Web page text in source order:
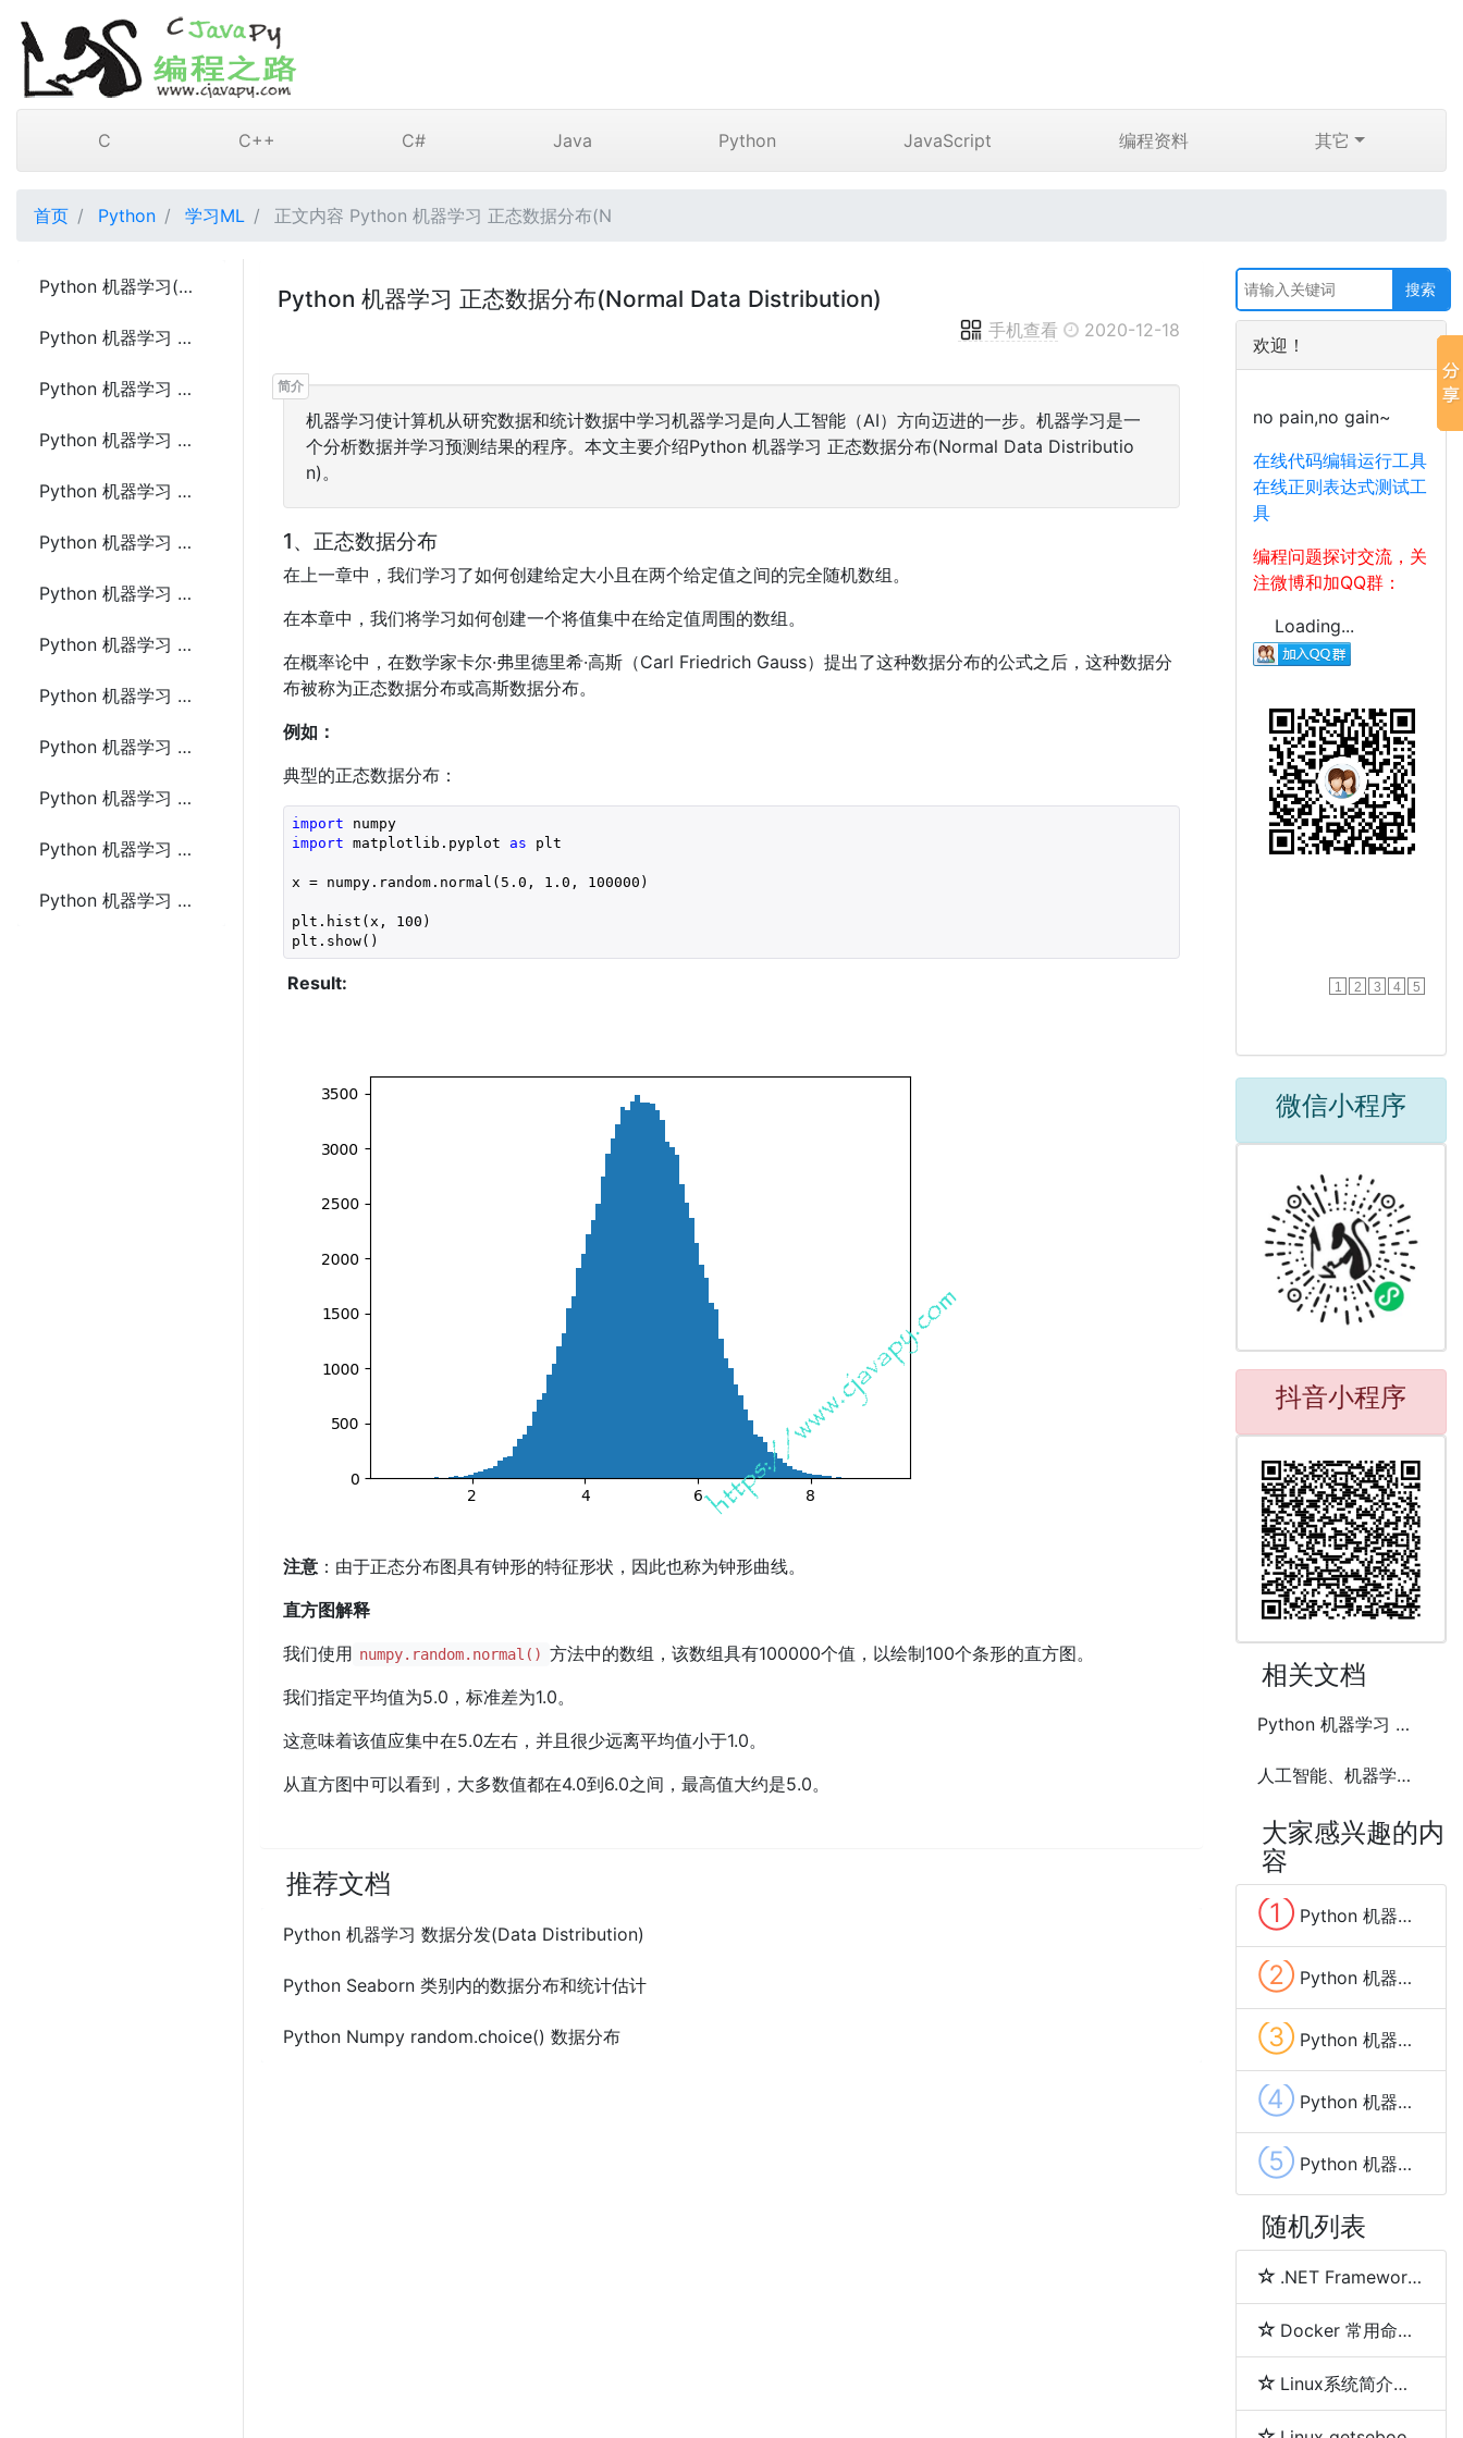
C C++ C# Java Python JavaScript 编程资料 其它
首页 Python 学习ML 正文内容 Python 机器学习 正态数据分布(N
Python 机器学习(Machine Learning) 简介
Python 机器学习 平均 中值 众数(Mean Median Mode)
Python 机器学习 标准差(Standard Deviation)
Python 机器学习 百分位数(Percentiles)
Python 机器学习 数据分布(Data Distribution)
Python 机器学习 正态数据分布(Normal Data Distribution)
Python 机器学习 散点图(Scatter Plot)
Python 机器学习 线性回归(Linear Regression)
Python 机器学习 多项式回归(Polynomial Regression)
Python 机器学习 多元回归(Multiple Regression)
Python 机器学习 数据归一化
Python 机器学习 训练/测试
Python 机器学习 决策树(Decision Tree)
Python 机器学习 正态数据分布(Normal Data Distribution)
手机查看 2020-12-18
机器学习使计算机从研究数据和统计数据中学习机器学习是向人工智能（AI）方向迈进的一步。机器学习是一
个分析数据并学习预测结果的程序。本文主要介绍Python 机器学习 正态数据分布(Normal Data Distributio
n)。
1、正态数据分布
在上一章中，我们学习了如何创建给定大小且在两个给定值之间的完全随机数组。
在本章中，我们将学习如何创建一个将值集中在给定值周围的数组。
在概率论中，在数学家卡尔·弗里德里希·高斯（Carl Friedrich Gauss）提出了这种数据分布的公式之后，这种数据分
布被称为正态数据分布或高斯数据分布。
例如：
典型的正态数据分布：
import
numpy
import matplotlib.pyplot as plt
x = numpy.random.normal( 5.0 , 1.0 , 100000 )
plt.hist(x, 100 )
plt.show()
Result:
注意 ：由于正态分布图具有钟形的特征形状，因此也称为钟形曲线。
直方图解释
我们使用 numpy.random.normal() 方法中的数组，该数组具有100000个值，以绘制100个条形的直方图。
我们指定平均值为5.0，标准差为1.0。
这意味着该值应集中在5.0左右，并且很少远离平均值小于1.0。
从直方图中可以看到，大多数值都在4.0到6.0之间，最高值大约是5.0。
推荐文档
Python 机器学习 数据分发(Data Distribution)
Python Seaborn 类别内的数据分布和统计估计
Python Numpy random.choice() 数据分布
欢迎！
no pain,no gain~
在线代码编辑运行工具
在线正则表达式测试工
具
编程问题探讨交流，关
注微博和加QQ群：
Loading...
1 2 3 4 5
微信小程序
抖音小程序
相关文档
Python 机器学习 数据集分布可视化
人工智能、机器学习与深度学习的简介
大家感兴趣的内
容
① Python 机器学习 标准差(Standard Deviation)
② Python 机器学习 多项式回归(Polynomial Regression)
③ Python 机器学习 百分位数(Percentiles)
④ Python 机器学习 多元回归(Multiple Regression)
⑤ Python 机器学习 散点图(Scatter Plot)
随机列表
.NET Framework、.NET Core、.NET 5、.NET 6和.NET 7 简介及区别
Docker 常用命令详解
Linux系统简介及各发行版之间区别